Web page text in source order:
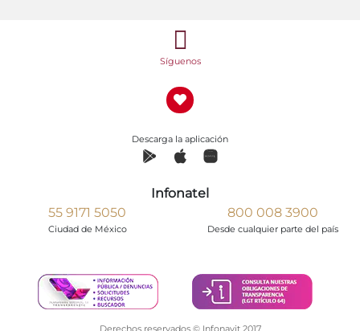
Síguenos
Descarga la aplicación
Infonatel
55 9171 5050
Ciudad de México
800 008 3900
Desde cualquier parte del país
Derechos reservados © Infonavit 2017